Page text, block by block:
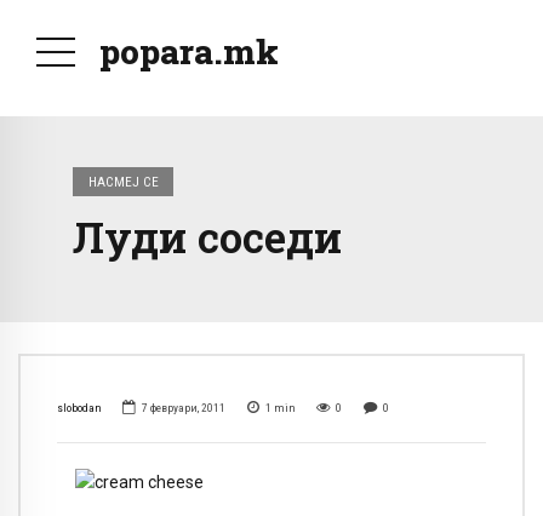
popara.mk
НАСМЕЈ СЕ
Луди соседи
slobodan 7 февруари, 2011 1 min 0 0